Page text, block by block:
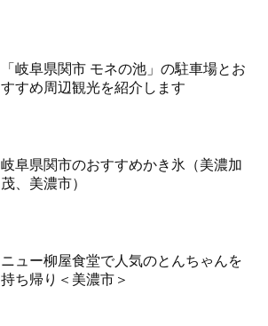
「岐阜県関市 モネの池」の駐車場とお
すすめ周辺観光を紹介します
岐阜県関市のおすすめかき氷（美濃加
茂、美濃市）
ニュー柳屋食堂で人気のとんちゃんを
持ち帰り＜美濃市＞